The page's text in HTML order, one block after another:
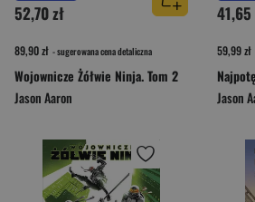
52,70 zł
89,90 zł - sugerowana cena detaliczna
Wojownicze Żółwie Ninja. Tom 2
Jason Aaron
41,65
59,99 zł
Jason